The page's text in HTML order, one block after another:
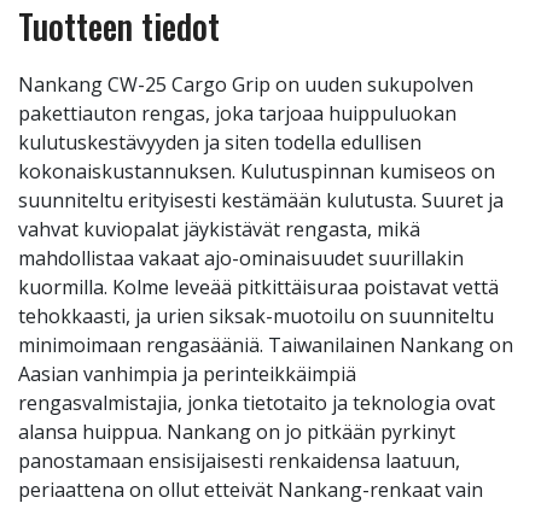
Tuotteen tiedot
Nankang CW-25 Cargo Grip on uuden sukupolven
pakettiauton rengas, joka tarjoaa huippuluokan
kulutuskestävyyden ja siten todella edullisen
kokonaiskustannuksen. Kulutuspinnan kumiseos on
suunniteltu erityisesti kestämään kulutusta. Suuret ja
vahvat kuviopalat jäykistävät rengasta, mikä
mahdollistaa vakaat ajo-ominaisuudet suurillakin
kuormilla. Kolme leveää pitkittäisuraa poistavat vettä
tehokkaasti, ja urien siksak-muotoilu on suunniteltu
minimoimaan rengasääniä. Taiwanilainen Nankang on
Aasian vanhimpia ja perinteikkäimpiä
rengasvalmistajia, jonka tietotaito ja teknologia ovat
alansa huippua. Nankang on jo pitkään pyrkinyt
panostamaan ensisijaisesti renkaidensa laatuun,
periaattena on ollut etteivät Nankang-renkaat vain